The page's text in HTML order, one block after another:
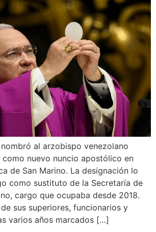
al arzobispo venezolano
como nuevo nuncio apostólico en
de San Marino. La designación lo
como sustituto de la Secretaría de
cargo que ocupaba desde 2018.
sus superiores, funcionarios y
varios años marcados […]